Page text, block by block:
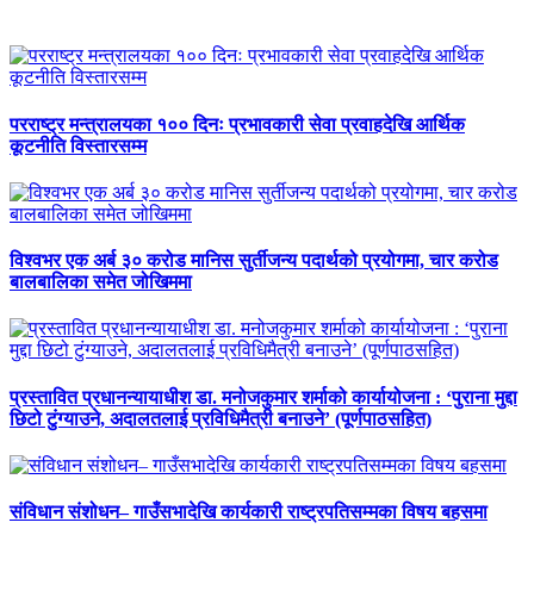
परराष्ट्र मन्त्रालयका १०० दिनः प्रभावकारी सेवा प्रवाहदेखि आर्थिक
कूटनीति विस्तारसम्म
विश्वभर एक अर्ब ३० करोड मानिस सुर्तीजन्य पदार्थको प्रयोगमा, चार करोड
बालबालिका समेत जोखिममा
प्रस्तावित प्रधानन्यायाधीश डा. मनोजकुमार शर्माको कार्यायोजना : ‘पुराना मुद्दा
छिटो टुंग्याउने, अदालतलाई प्रविधिमैत्री बनाउने’ (पूर्णपाठसहित)
संविधान संशोधन– गाउँसभादेखि कार्यकारी राष्ट्रपतिसम्मका विषय बहसमा